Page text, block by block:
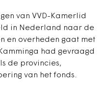
van VVD-Kamerlid
in Nederland naar de
en overheden gaat met
had gevraagd
de provincies,
van het fonds.